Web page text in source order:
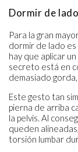
Dormir de
Para la gran
dormir de lado es
hay que aplicar
secreto está en
demasiado
Este gesto tan
pierna de arriba
la pelvis. Al
queden
torsión lumbar